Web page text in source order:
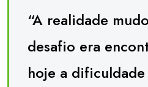
“A realidade
desafio era
hoje a